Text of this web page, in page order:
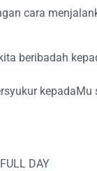
cara
beribadah
DAY